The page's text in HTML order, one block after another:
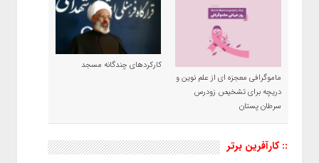
ماموگرافی معجزه ای از علم نوین و
دریچه برای تشخیص زودرس
سرطان پستان
کارکردهای چندگانه مسجد
:: کارآفرین برتر